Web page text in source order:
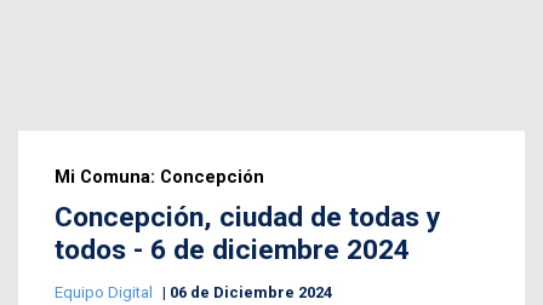
Mi Comuna: Concepción
Concepción, ciudad de todas y
todos - 6 de diciembre 2024
Equipo Digital 06 de Diciembre 2024